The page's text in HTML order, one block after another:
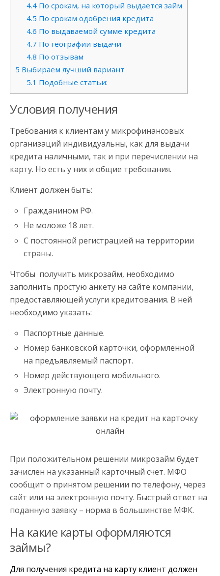
4.4По срокам, на который выдается займ
4.5 По срокам одобрения кредита
4.6 По выдаваемой сумме кредита
4.7 По географии выдачи
4.8 По отзывам
5 Выбираем лучший вариант
5.1 Подобные статьи:
Условия получения
Требования к клиентам у микрофинансовых
организаций индивидуальны, как для выдачи
кредита наличными, так и при перечислении на
карту. Но есть у них и общие требования.
Клиент должен быть:
Гражданином РФ.
Не моложе 18 лет.
С постоянной регистрацией на территории
страны.
Чтобы получить микрозайм, необходимо
заполнить простую анкету на сайте компании,
предоставляющей услуги кредитования. В ней
необходимо указать:
Паспортные данные.
Номер банковской карточки, оформленной
на предъявляемый паспорт.
Номер действующего мобильного.
Электронную почту.
При положительном решении микрозайм будет
зачислен на указанный карточный счет. МФО
сообщит о принятом решении по телефону, через
сайт или на электронную почту. Быстрый ответ на
поданную заявку – норма в большинстве МФК.
На какие карты оформляются
займы?
Для получения кредита на карту клиент должен